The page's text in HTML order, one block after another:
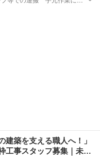
建築を支える職人へ！」
工事スタッフ募集｜未…